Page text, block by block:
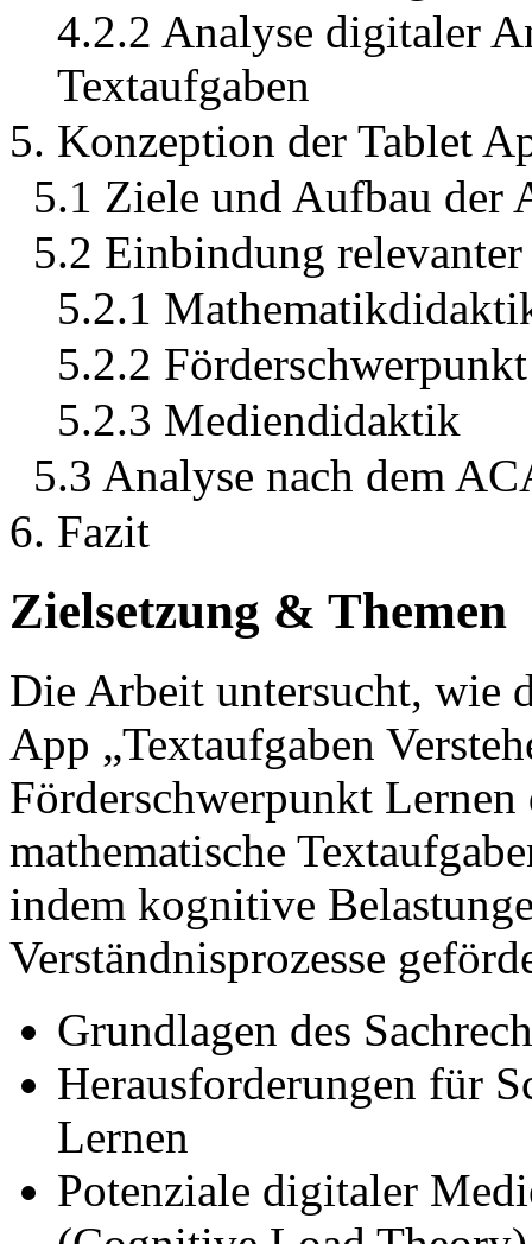
4.2.2 Analyse digitaler
Textaufgaben
5. Konzeption der Tablet
5.1 Ziele und Aufbau der
5.2 Einbindung
5.2.1
5.2.2
5.2.3 Mediendidaktik
5.3 Analyse nach dem
6. Fazit
Zielsetzung & Themen
Die Arbeit untersucht, wie
App „Textaufgaben
Förderschwerpunkt
mathematische
indem kognitive
Verständnisprozesse
Grundlagen des
Herausforderungen für
Lernen
Potenziale digitaler